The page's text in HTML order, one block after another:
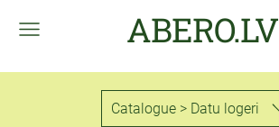
ABERO.LV
Catalogue > Datu logeri